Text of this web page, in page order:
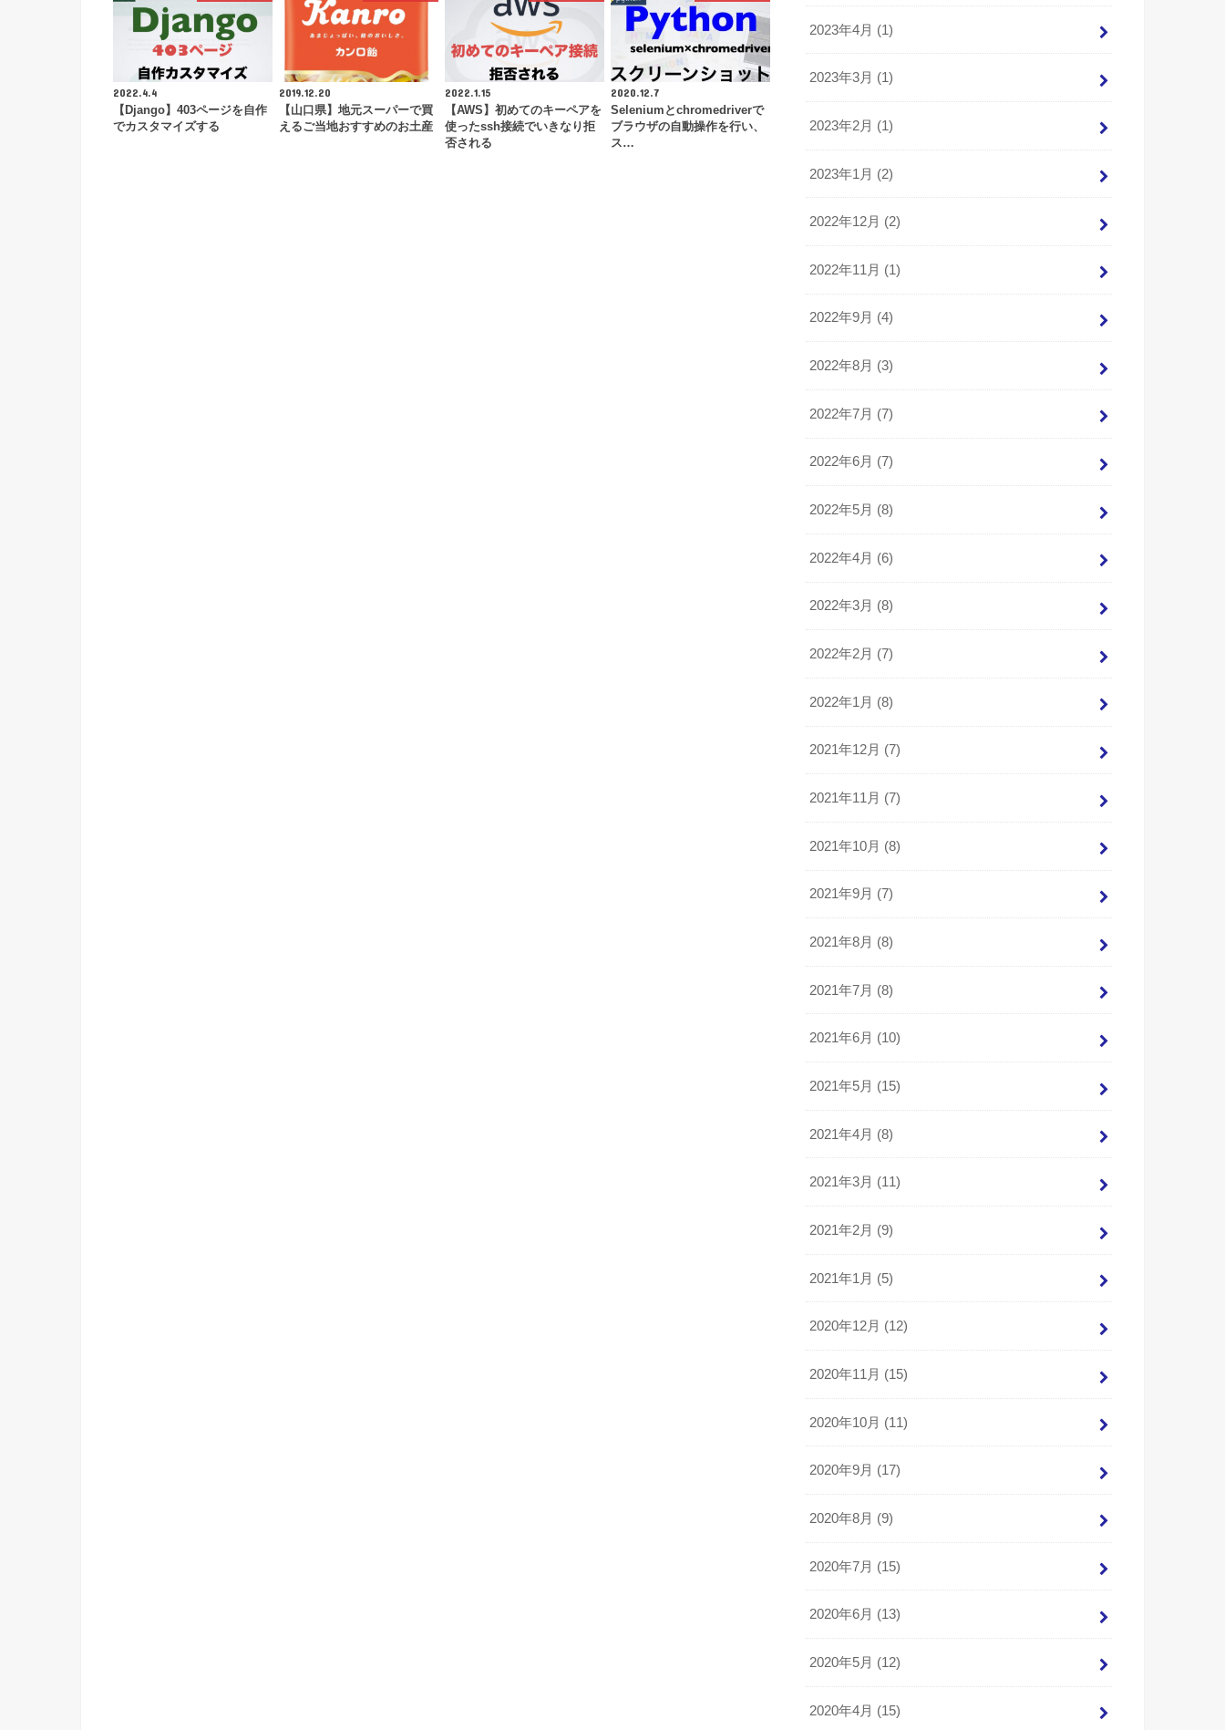
2022.4.4
【Django】403ページを自作
でカスタマイズする
2019.12.20
【山口県】地元スーパーで買
えるご当地おすすめのお土産
2022.1.15
【AWS】初めてのキーペアを
使ったssh接続でいきなり拒
否される
2020.12.7
Seleniumとchromedriverで
ブラウザの自動操作を行い、
ス…
2023年4月 (1)
2023年3月 (1)
2023年2月 (1)
2023年1月 (2)
2022年12月 (2)
2022年11月 (1)
2022年9月 (4)
2022年8月 (3)
2022年7月 (7)
2022年6月 (7)
2022年5月 (8)
2022年4月 (6)
2022年3月 (8)
2022年2月 (7)
2022年1月 (8)
2021年12月 (7)
2021年11月 (7)
2021年10月 (8)
2021年9月 (7)
2021年8月 (8)
2021年7月 (8)
2021年6月 (10)
2021年5月 (15)
2021年4月 (8)
2021年3月 (11)
2021年2月 (9)
2021年1月 (5)
2020年12月 (12)
2020年11月 (15)
2020年10月 (11)
2020年9月 (17)
2020年8月 (9)
2020年7月 (15)
2020年6月 (13)
2020年5月 (12)
2020年4月 (15)